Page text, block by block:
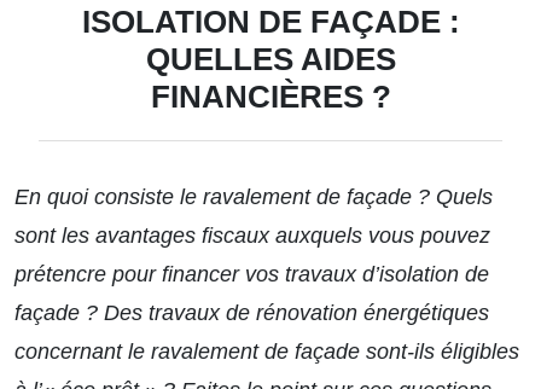
ISOLATION DE FAÇADE :
QUELLES AIDES
FINANCIÈRES ?
En quoi consiste le ravalement de façade ? Quels
sont les avantages fiscaux auxquels vous pouvez
prétencre pourfinancer vos travauxd’isolation de
façade ? Des travaux de rénovation énergétiques
concernant le ravalement de façade sont-ils éligibles